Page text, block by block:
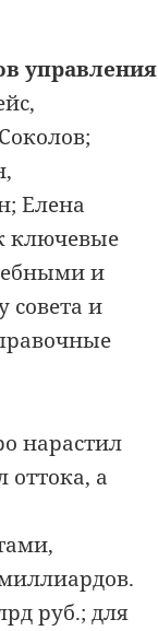
управления
Елена
ключевые
и
совета и
нарастил
оттока, а
руб.; для